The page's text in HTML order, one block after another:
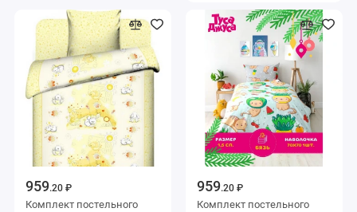
Животные Василиса
959.20 ₽
Комплект постельного
959.20 ₽
Комплект постельного